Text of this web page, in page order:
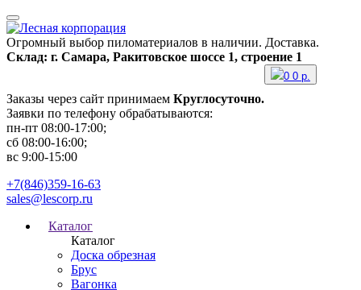
Огромный выбор пиломатериалов в наличии. Доставка.
Склад: г. Самара, Ракитовское шоссе 1, строение 1
Заказы через сайт принимаем Круглосуточно.
Заявки по телефону обрабатываются:
пн-пт 08:00-17:00;
сб 08:00-16:00;
вс 9:00-15:00
0 0 р.
+7(846)359-16-63
sales@lescorp.ru
Каталог
Каталог
Доска обрезная
Брус
Вагонка